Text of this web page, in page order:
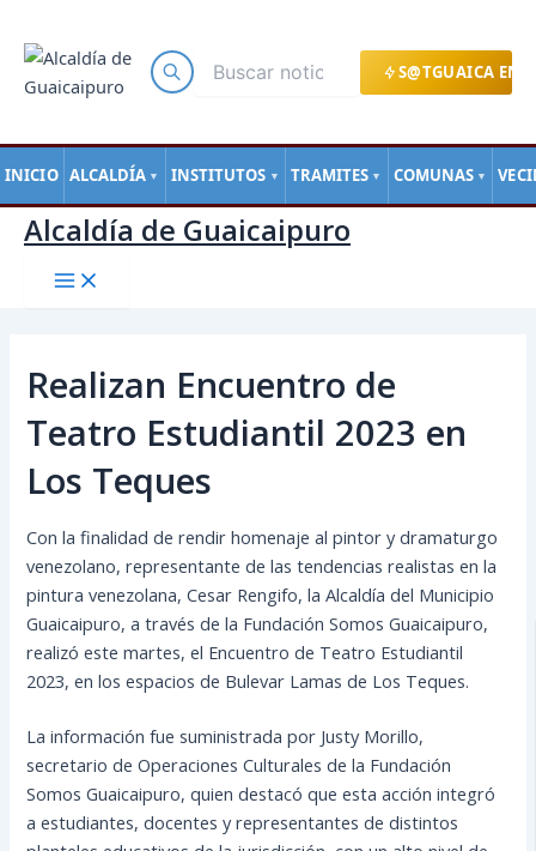
S@TGUAICA EN
INICIO ALCALDÍA ▼ INSTITUTOS ▼ TRAMITES ▼ COMUNAS ▼
contenido
Alcaldía de Guaicaipuro
Realizan Encuentro de
Teatro Estudiantil 2023 en
Los Teques
Con la finalidad de rendir homenaje al pintor y dramaturgo
venezolano, representante de las tendencias realistas en la
pintura venezolana, Cesar Rengifo, la Alcaldía del Municipio
Guaicaipuro, a través de la Fundación Somos Guaicaipuro,
realizó este martes, el Encuentro de Teatro Estudiantil
2023, en los espacios de Bulevar Lamas de Los Teques.
La información fue suministrada por Justy Morillo,
secretario deOperaciones Culturales de la Fundación
Somos Guaicaipuro, quien destacó que esta acción integró
a estudiantes, docentes y representantes de distintos
de
entradas